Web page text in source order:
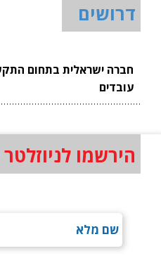
דרושים
חברה ישראלית בתחום
עובדים
הירשמו